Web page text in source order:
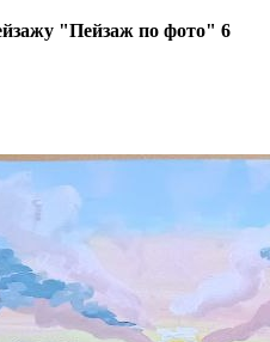
"Пейзаж по фото" 6